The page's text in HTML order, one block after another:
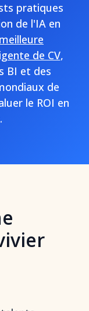
pratiques
de l'IA en
meilleure
de CV,
BI et des
de
le ROI en